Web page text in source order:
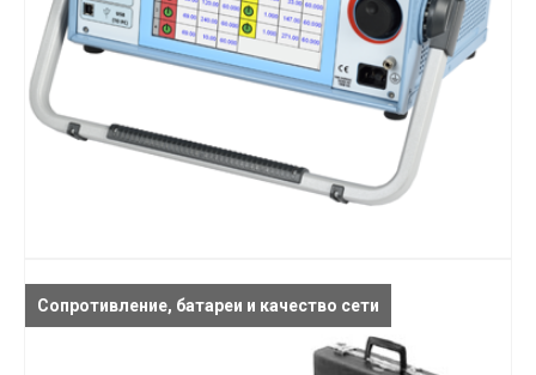
Сопротивление, батареи и качество сети